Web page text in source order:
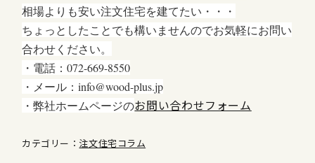
相場よりも安い注文住宅を建てたい・・・
ちょっとしたことでも構いませんのでお気軽にお問い
合わせください。
・電話：072-669-8550
・メール：info@wood-plus.jp
・弊社ホームページのお問い合わせフォーム
カテゴリー： 注文住宅コラム